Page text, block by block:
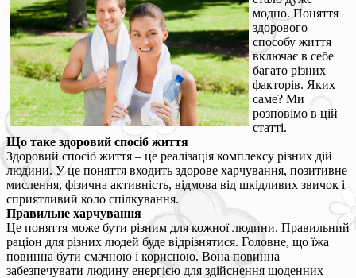
модно. Поняття
здорового
способу життя
включає в себе
багато різних
факторів. Яких
саме? Ми
розповімо в цій
статті.
Що таке здоровий спосіб життя
Здоровий спосіб життя – це реалізація комплексу різних дій
людини. У це поняття входить здорове харчування, позитивне
мислення, фізична активність, відмова від шкідливих звичок і
сприятливий коло спілкування.
Правильне харчування
Це поняття може бути різним для кожної людини. Правильний
раціон для різних людей буде відрізнятися. Головне, що їжа
повинна бути смачною і корисною. Вона повинна
забезпечувати людину енергією для здійснення щоденних